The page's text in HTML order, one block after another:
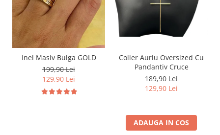
Inel Masiv Bulga GOLD
199,90 Lei
129,90 Lei
Colier Auriu Oversized Cu
Pandantiv Cruce
189,90 Lei
129,90 Lei
ADAUGA IN COS